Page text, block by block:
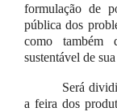
formulação de
pública dos
como também
sustentável de
Será
a feira dos